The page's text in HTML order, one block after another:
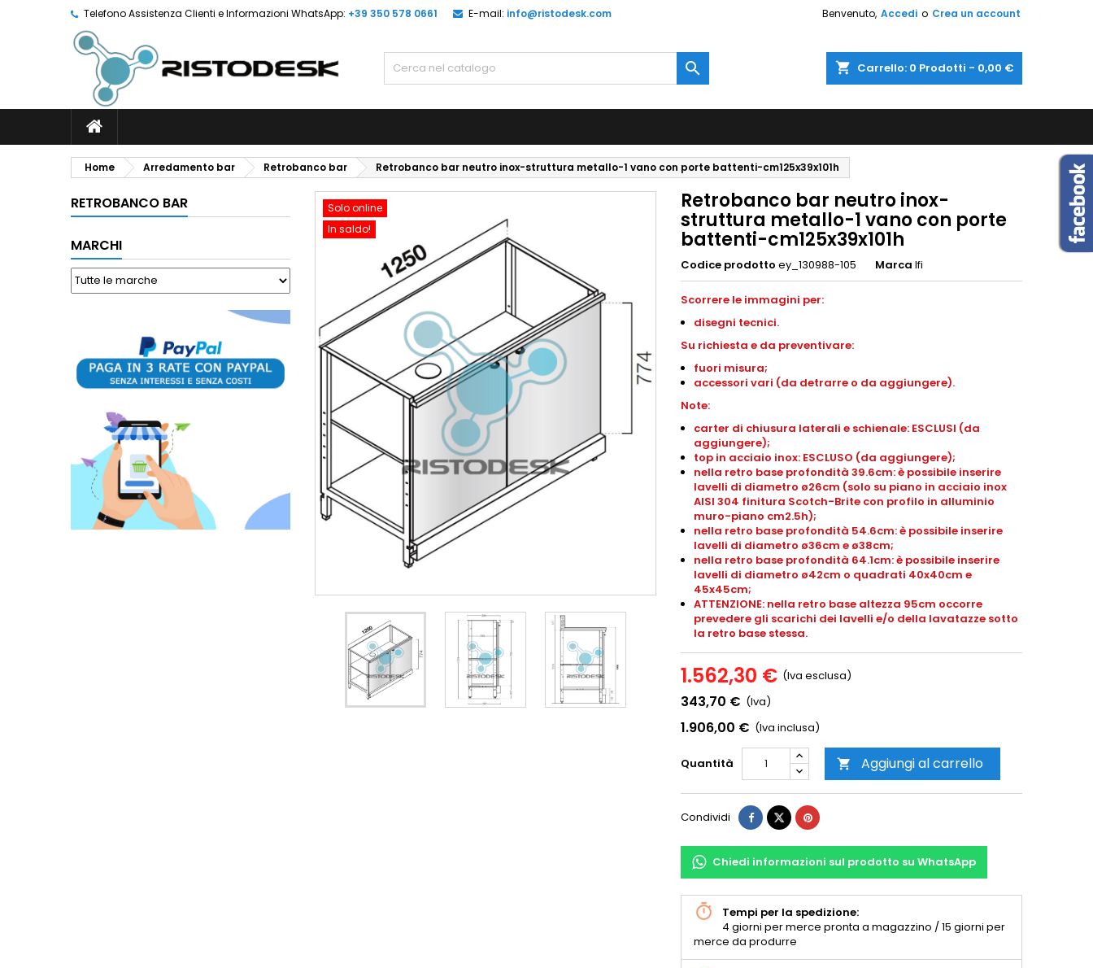
Telefono Assistenza Clienti e Informazioni WhatsApp: +39 350 578 0661 E-mail: info@ristodesk.com Benvenuto, Accedi o Crea un account
shopping_cart Carrello: 0 Prodotti - 0,00 €

Home Arredamento bar Retrobanco bar Retrobanco bar neutro inox-struttura metallo-1 vano con porte battenti-cm125x39x101h
RETROBANCO BAR
MARCHI
Solo online
In saldo!
Retrobanco bar neutro inox-
struttura metallo-1 vano con porte
battenti-cm125x39x101h
Codice prodotto ey_130988-105 Marca Ifi
Scorrere le immagini per:
disegni tecnici.
Su richiesta e da preventivare:
fuori misura;
accessori vari (da detrarre o da aggiungere).
Note:
carter di chiusura laterali e schienale: ESCLUSI (da
aggiungere);
top in acciaio inox: ESCLUSO (da aggiungere);
nella retro base profondità 39.6cm: è possibile inserire
lavelli di diametro ø26cm (solo su piano in acciaio inox
AISI 304 finitura Scotch-Brite con profilo in alluminio
muro-piano cm2.5h);
nella retro base profondità 54.6cm: è possibile inserire
lavelli di diametro ø36cm e ø38cm;
nella retro base profondità 64.1cm: è possibile inserire
lavelli di diametro ø42cm o quadrati 40x40cm e
45x45cm;
ATTENZIONE: nella retro base altezza 95cm occorre
prevedere gli scarichi dei lavelli e/o della lavatazze sotto
la retro base stessa.
1.562,30 € (Iva esclusa)
343,70 € (Iva)
1.906,00 € (Iva inclusa)
Quantità  Aggiungi al carrello
Condividi
Chiedi informazioni sul prodotto su WhatsApp
Tempi per la spedizione:
4 giorni per merce pronta a magazzino / 15 giorni per
merce da produrre